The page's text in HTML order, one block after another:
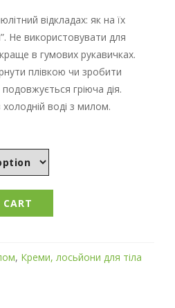
відкладах: як на їх
Не використовувати для
в гумових рукавичках.
плівкою чи зробити
гріюча дія.
воді з милом.
, Креми, лосьйони для тіла